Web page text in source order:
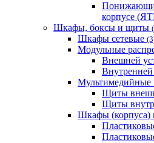
корпусе
Шкафы, боксы и щиты
Шкафы сетевые
Модульные
Внешней
Внутренней
Щиты
Щиты
Шкафы (корпуса)